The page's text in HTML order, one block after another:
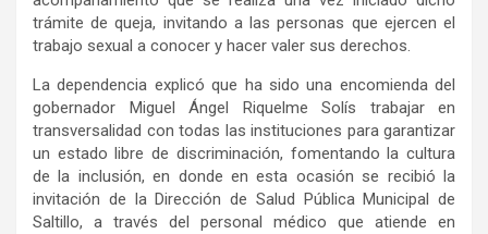
trámite de queja, invitando a las personas que ejercen el
trabajo sexual a conocer y hacer valer sus derechos.
La dependencia explicó que ha sido una encomienda del
gobernador Miguel Ángel Riquelme Solís trabajar en
transversalidad con todas las instituciones para garantizar
un estado libre de discriminación, fomentando la cultura
de la inclusión, en donde en esta ocasión se recibió la
invitación de la Dirección de Salud Pública Municipal de
Saltillo, a través del personal médico que atiende en